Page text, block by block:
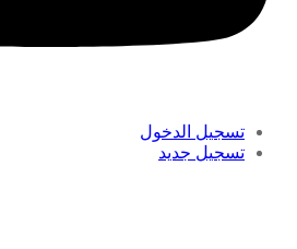
تسجيل الدخول
تسجيل جديد